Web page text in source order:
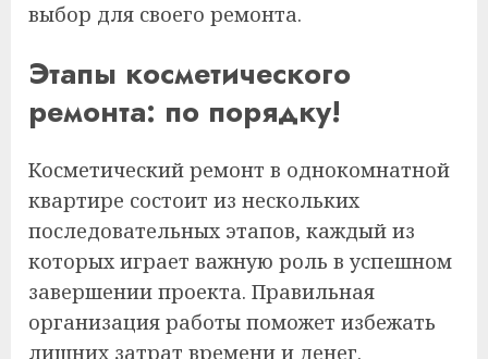
выбор для своего ремонта.
Этапы косметического
ремонта: по порядку!
Косметический ремонт в однокомнатной
квартире состоит из нескольких
последовательных этапов, каждый из
которых играет важную роль в успешном
завершении проекта. Правильная
организация работы поможет избежать
лишних затрат времени и денег.